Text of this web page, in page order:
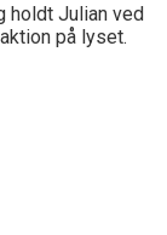
holdt Julian ved
på lyset.